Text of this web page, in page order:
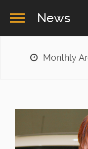
News
Monthly